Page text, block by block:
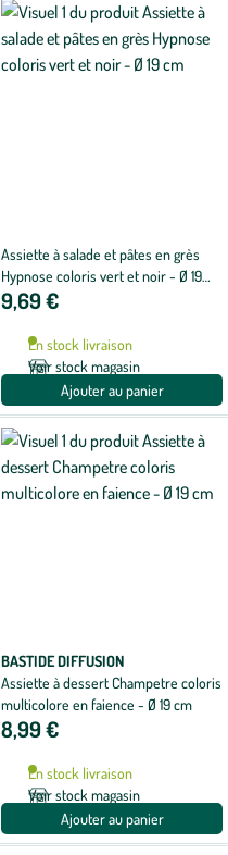
Assiette à salade et pâtes en grès
Hypnose coloris vert et noir - Ø 19
cm
9,69 €
En stock livraison
Voir stock magasin
Ajouter au panier
BASTIDE DIFFUSION
Assiette à dessert Champetre coloris
multicolore en faience - Ø 19 cm
8,99 €
En stock livraison
Voir stock magasin
Ajouter au panier